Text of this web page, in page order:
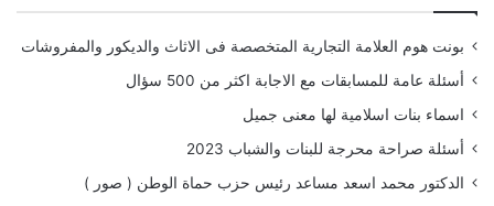
بونت هوم العلامة التجارية المتخصصة فى الاثاث والديكور والمفروشات
أسئلة عامة للمسابقات مع الاجابة اكثر من 500 سؤال
اسماء بنات اسلامية لها معنى جميل
أسئلة صراحة محرجة للبنات والشباب 2023
الدكتور محمد اسعد مساعد رئيس حزب حماة الوطن ( صور )